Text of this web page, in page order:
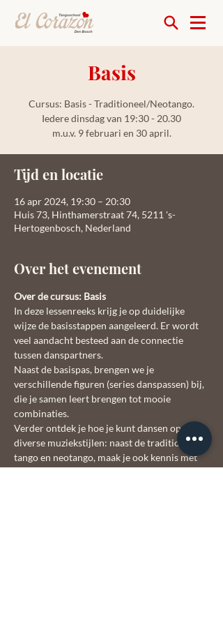
Basis
Cursus: Basis - Traditioneel/Neotango.
Iedere dinsdag van 19:30 - 20.30
m.u.v. 9 februari en 30 april.
Tijd en locatie
16 apr 2024, 19:30 – 20:30
Huis 73, Hinthamerstraat 74, 5211 's-
Hertogenbosch, Nederland
Over het evenement
Over de cursus: Basis
In deze lessenreeks krijg je op duidelijke
wijze de basisstappen aangeleerd. Er wordt
veel aandacht besteed aan de connectie
tussen danspartners.
Naast de basispas, brengen we je
verschillende figuren (series danspassen) bij,
die je samen leert brengen tot mooie
combinaties.
Verder ontdek je hoe je kunt dansen op
diverse muziekstijlen: naast de traditionele
tango en neotango, maak je ook kennis met